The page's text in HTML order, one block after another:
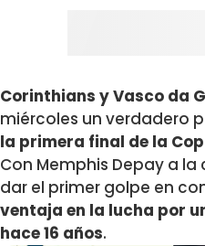
Corinthians y Vasco da
miércoles un verdadero
la primera final de la
Con Memphis Depay a
dar el primer golpe en
ventaja en la lucha por
hace 16 años.